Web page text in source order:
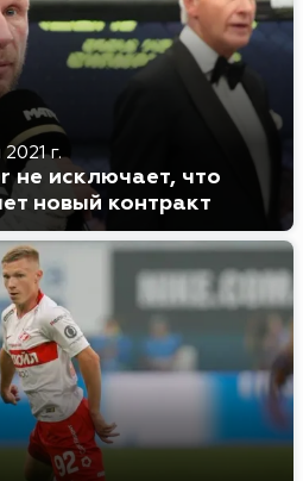
г.
не исключает, что
новый контракт